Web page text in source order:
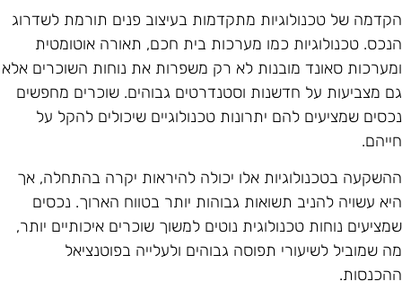
של טכנולוגיות מתקדמות בעיצוב פנים תורמת לשדרוג
טכנולוגיות כמו מערכות בית חכם, תאורה אוטומטית
סאונד מובנות לא רק משפרות את נוחות השוכרים אלא
מצביעות על חדשנות וסטנדרטים גבוהים. שוכרים מחפשים
שמציעים להם יתרונות טכנולוגיים שיכולים להקל על
בטכנולוגיות אלו יכולה להיראות יקרה בהתחלה, אך
עשויה להניב תשואות גבוהות יותר בטווח הארוך. נכסים
נוחות טכנולוגית נוטים למשוך שוכרים איכותיים יותר,
שמוביל לשיעורי תפוסה גבוהים ולעלייה בפוטנציאל